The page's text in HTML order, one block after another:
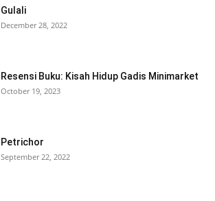
Gulali
December 28, 2022
Resensi Buku: Kisah Hidup Gadis Minimarket
October 19, 2023
Petrichor
September 22, 2022